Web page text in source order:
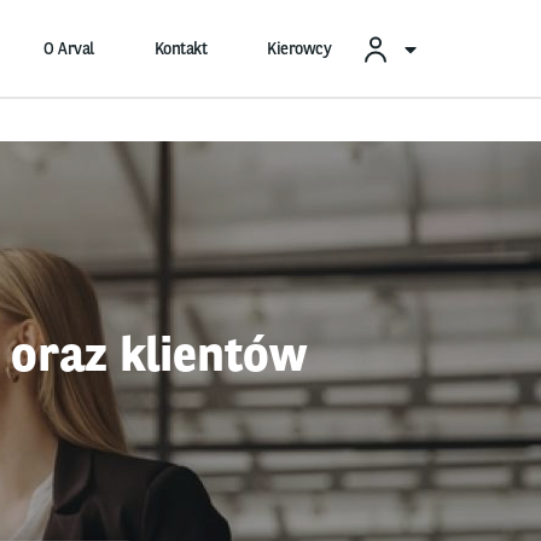
O Arval Kontakt Kierowcy
klientów